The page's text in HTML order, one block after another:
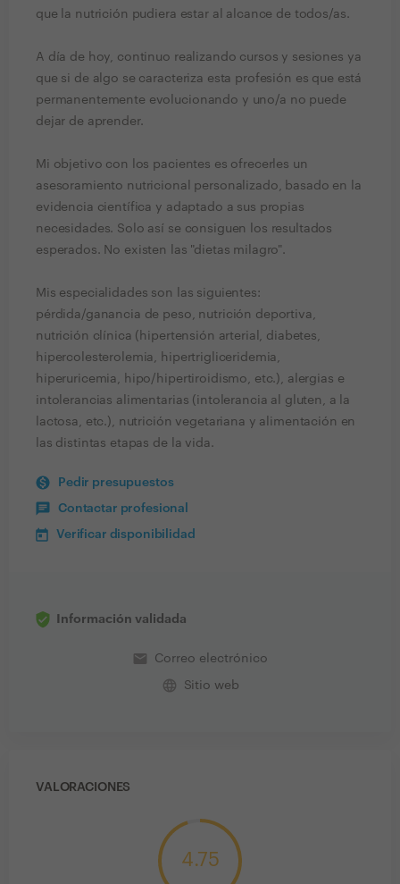
que la nutrición pudiera estar al alcance de todos/as.
A día de hoy, continuo realizando cursos y sesiones ya
que si de algo se caracteriza esta profesión es que está
permanentemente evolucionando y uno/a no puede
dejar de aprender.
Mi objetivo con los pacientes es ofrecerles un
asesoramiento nutricional personalizado, basado en la
evidencia científica y adaptado a sus propias
necesidades. Solo así se consiguen los resultados
esperados. No existen las "dietas milagro".
Mis especialidades son las siguientes:
pérdida/ganancia de peso, nutrición deportiva,
nutrición clínica (hipertensión arterial, diabetes,
hipercolesterolemia, hipertrigliceridemia,
hiperuricemia, hipo/hipertiroidismo, etc.), alergias e
intolerancias alimentarias (intolerancia al gluten, a la
lactosa, etc.), nutrición vegetariana y alimentación en
las distintas etapas de la vida.
Pedir presupuestos
Contactar profesional
Verificar disponibilidad
Información validada
email Correo electrónico
language Sitio web
VALORACIONES
4.75